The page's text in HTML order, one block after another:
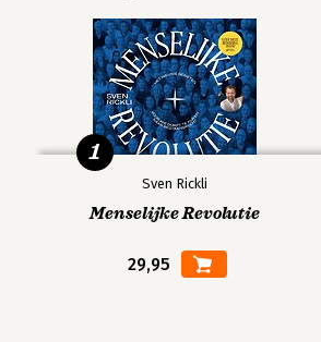
Sven Rickli
Menselijke Revolutie
29,95
1